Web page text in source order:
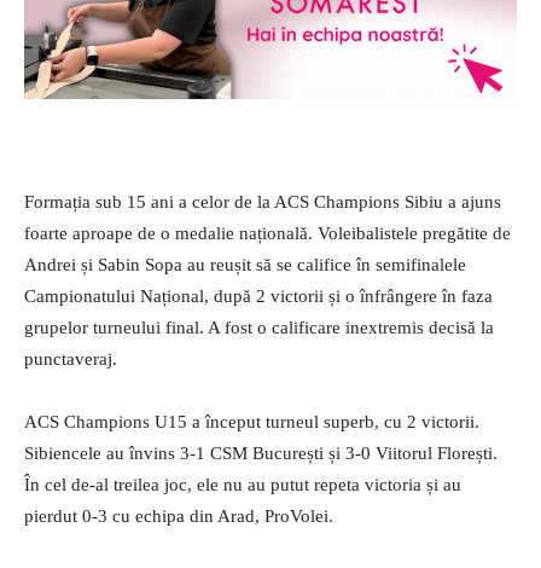
Formația sub 15 ani a celor de la ACS Champions Sibiu a ajuns
foarte aproape de o medalie națională. Voleibalistele pregătite de
Andrei și Sabin Sopa au reușit să se califice în semifinalele
Campionatului Național, după 2 victorii și o înfrângere în faza
grupelor turneului final. A fost o calificare inextremis decisă la
punctaveraj.
ACS Champions U15 a început turneul superb, cu 2 victorii.
Sibiencele au învins 3-1 CSM București și 3-0 Viitorul Florești.
În cel de-al treilea joc, ele nu au putut repeta victoria și au
pierdut 0-3 cu echipa din Arad, ProVolei.